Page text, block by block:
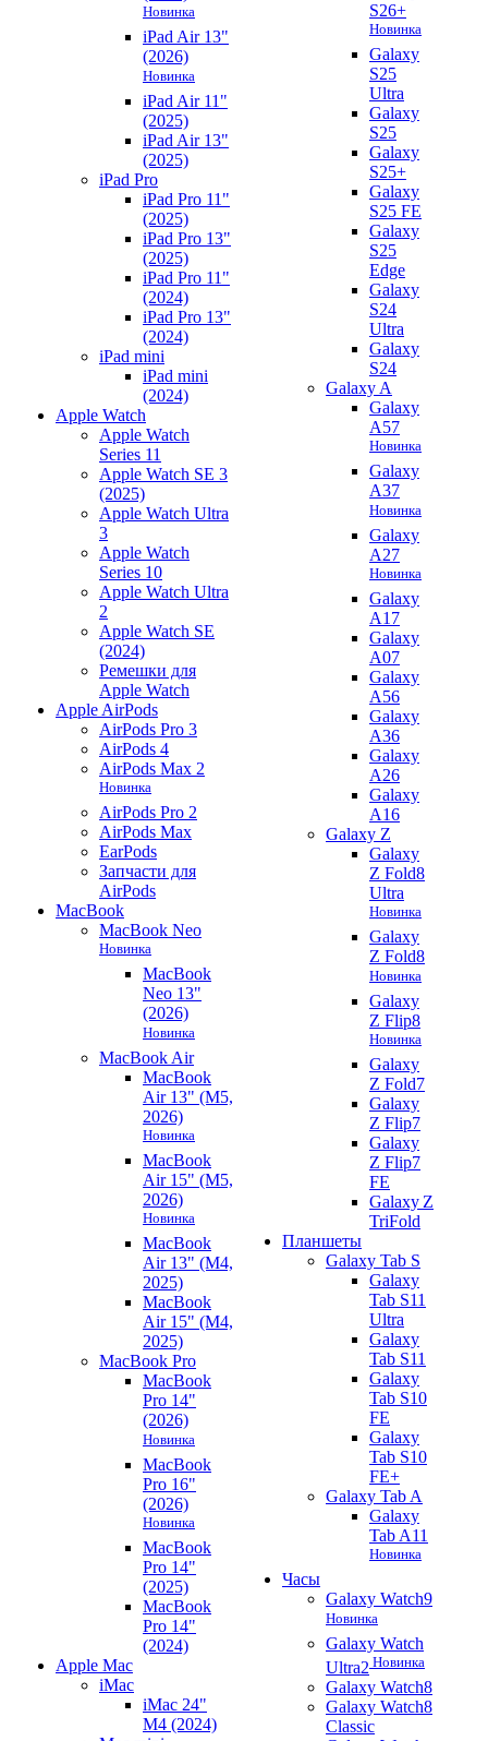
Новинка
iPad Air 13"
(2026)
Новинка
iPad Air 11"
(2025)
iPad Air 13"
(2025)
iPad Pro
iPad Pro 11"
(2025)
iPad Pro 13"
(2025)
iPad Pro 11"
(2024)
iPad Pro 13"
(2024)
iPad mini
iPad mini
(2024)
Apple Watch
Apple Watch
Series 11
Apple Watch SE 3
(2025)
Apple Watch Ultra
3
Apple Watch
Series 10
Apple Watch Ultra
2
Apple Watch SE
(2024)
Ремешки для
Apple Watch
Apple AirPods
AirPods Pro 3
AirPods 4
AirPods Max 2
Новинка
AirPods Pro 2
AirPods Max
EarPods
Запчасти для
AirPods
MacBook
MacBook Neo
Новинка
MacBook
Neo 13"
(2026)
Новинка
MacBook Air
MacBook
Air 13" (M5,
2026)
Новинка
MacBook
Air 15" (M5,
2026)
Новинка
MacBook
Air 13" (M4,
2025)
MacBook
Air 15" (M4,
2025)
MacBook Pro
MacBook
Pro 14"
(2026)
Новинка
MacBook
Pro 16"
(2026)
Новинка
MacBook
Pro 14"
(2025)
MacBook
Pro 14"
(2024)
Apple Mac
iMac
iMac 24"
M4 (2024)
S26+
Новинка
Galaxy
S25
Ultra
Galaxy
S25
Galaxy
S25+
Galaxy
S25 FE
Galaxy
S25
Edge
Galaxy
S24
Ultra
Galaxy
S24
Galaxy A
Galaxy
A57
Новинка
Galaxy
A37
Новинка
Galaxy
A27
Новинка
Galaxy
A17
Galaxy
A07
Galaxy
A56
Galaxy
A36
Galaxy
A26
Galaxy
A16
Galaxy Z
Galaxy
Z Fold8
Ultra
Новинка
Galaxy
Z Fold8
Новинка
Galaxy
Z Flip8
Новинка
Galaxy
Z Fold7
Galaxy
Z Flip7
Galaxy
Z Flip7
FE
Galaxy Z
TriFold
Планшеты
Galaxy Tab S
Galaxy
Tab S11
Ultra
Galaxy
Tab S11
Galaxy
Tab S10
FE
Galaxy
Tab S10
FE+
Galaxy Tab A
Galaxy
Tab A11
Новинка
Часы
Galaxy Watch9
Новинка
Galaxy Watch
Ultra2 Новинка
Galaxy Watch8
Galaxy Watch8
Classic